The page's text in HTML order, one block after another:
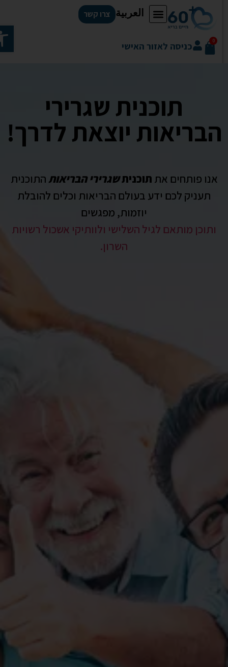
פתח
العربية צרו קשר
כניסה לאזור האישי
תוכנית שגרירי
הבריאות יוצאת לדרך!
אנו פותחים אתתוכניתשגרירי הבריאותהתוכנית
תעניק לכם ידע בעולם הבריאות וכלים להובלת
יוזמות, מפגשים
ותוכן מותאם לגיל השלישי ולוותיקי אשכול רשויות
השרון.